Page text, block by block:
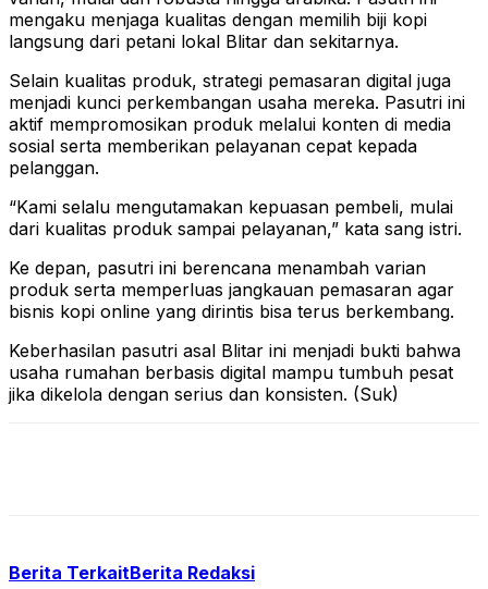
mengaku menjaga kualitas dengan memilih biji kopi
langsung dari petani lokal Blitar dan sekitarnya.
Selain kualitas produk, strategi pemasaran digital juga
menjadi kunci perkembangan usaha mereka. Pasutri ini
aktif mempromosikan produk melalui konten di media
sosial serta memberikan pelayanan cepat kepada
pelanggan.
“Kami selalu mengutamakan kepuasan pembeli, mulai
dari kualitas produk sampai pelayanan,” kata sang istri.
Ke depan, pasutri ini berencana menambah varian
produk serta memperluas jangkauan pemasaran agar
bisnis kopi online yang dirintis bisa terus berkembang.
Keberhasilan pasutri asal Blitar ini menjadi bukti bahwa
usaha rumahan berbasis digital mampu tumbuh pesat
jika dikelola dengan serius dan konsisten. (Suk)
Berita TerkaitBerita Redaksi